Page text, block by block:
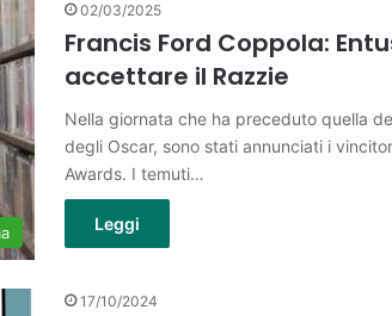
02/03/2025
Francis Ford Coppola:
accettare il Razzie
Nella giornata che ha preceduto quella
degli Oscar, sono stati annunciati i
Awards. I temuti…
Leggi
17/10/2024